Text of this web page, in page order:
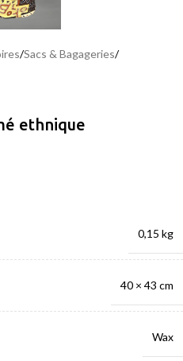
/Sacs & Bagageries/
ethnique
0,15 kg
40 × 43 cm
Wax